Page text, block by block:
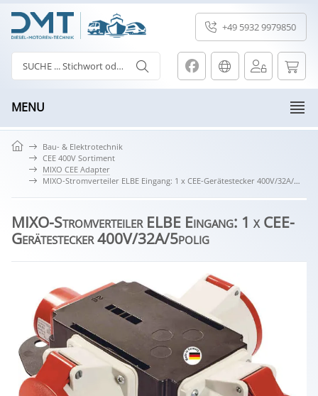
+49 5932 9979850
MENU
Bau- & Elektrotechnik
CEE 400V Sortiment
MIXO CEE Adapter
MIXO-Stromverteiler ELBE Eingang: 1 x CEE-Gerätestecker 400V/32A/5polig
MIXO-Stromverteiler ELBE Eingang: 1 x CEE-
Gerätestecker 400V/32A/5polig